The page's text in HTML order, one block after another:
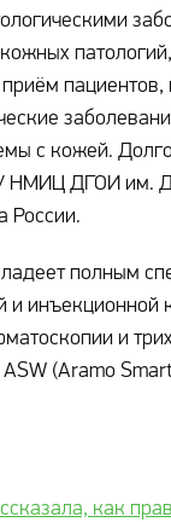
приём
с кожей.
НМИЦ ДГОИ им.
России.
полным
и инъекционной
и
ASW (Aramo
как